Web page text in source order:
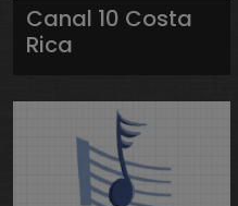
Canal 10 Costa
Rica